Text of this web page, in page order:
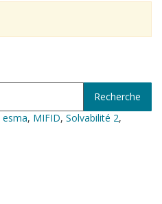
esma, MIFID, Solvabilité 2,